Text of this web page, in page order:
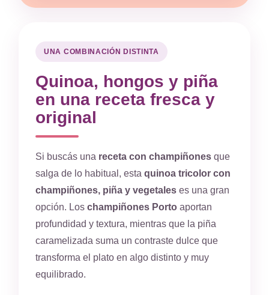
UNA COMBINACIÓN DISTINTA
Quinoa, hongos y piña
en una receta fresca y
original
Si buscás una receta con champiñones que
salga de lo habitual, esta quinoa tricolor con
champiñones, piña y vegetales es una gran
opción. Los champiñones Porto aportan
profundidad y textura, mientras que la piña
caramelizada suma un contraste dulce que
transforma el plato en algo distinto y muy
equilibrado.